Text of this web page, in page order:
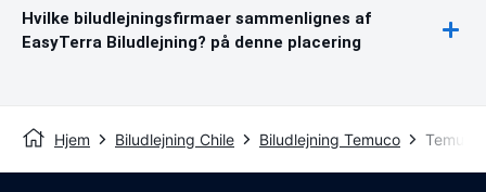
Hvilke biludlejningsfirmaer sammenlignes af
EasyTerra Biludlejning? på denne placering
Hjem Biludlejning Chile Biludlejning Temuco